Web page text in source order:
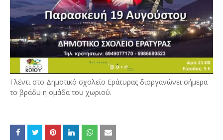
Γλέντι στο Δημοτικό σχολείο Εράτυρας διοργανώνει σήμερα
το βράδυ η ομάδα του χωριού.